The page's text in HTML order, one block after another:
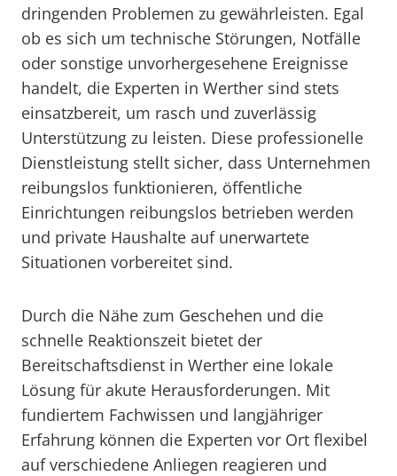
dringenden Problemen zu gewährleisten. Egal
ob es sich um technische Störungen, Notfälle
oder sonstige unvorhergesehene Ereignisse
handelt, die Experten in Werther sind stets
einsatzbereit, um rasch und zuverlässig
Unterstützung zu leisten. Diese professionelle
Dienstleistung stellt sicher, dass Unternehmen
reibungslos funktionieren, öffentliche
Einrichtungen reibungslos betrieben werden
und private Haushalte auf unerwartete
Situationen vorbereitet sind.
Durch die Nähe zum Geschehen und die
schnelle Reaktionszeit bietet der
Bereitschaftsdienst in Werther eine lokale
Lösung für akute Herausforderungen. Mit
fundiertem Fachwissen und langjähriger
Erfahrung können die Experten vor Ort flexibel
auf verschiedene Anliegen reagieren und